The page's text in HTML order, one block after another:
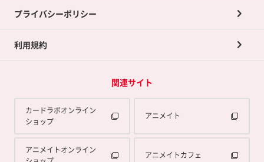
プライバシーポリシー
利用規約
関連サイト
カードラボオンライン
ショップ
アニメイト
アニメイトオンライン
アニメイトカフェ